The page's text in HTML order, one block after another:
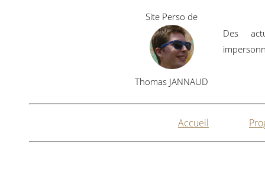
Site Perso de
Thomas JANNAUD
Des
Accueil